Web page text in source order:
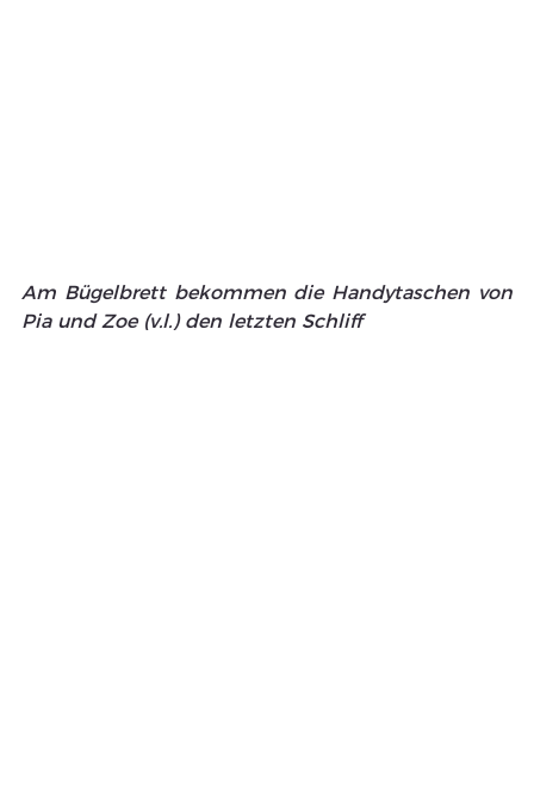
Am Bügelbrett bekommen die Handytaschen von
Pia und Zoe (v.l.) den letzten Schliff